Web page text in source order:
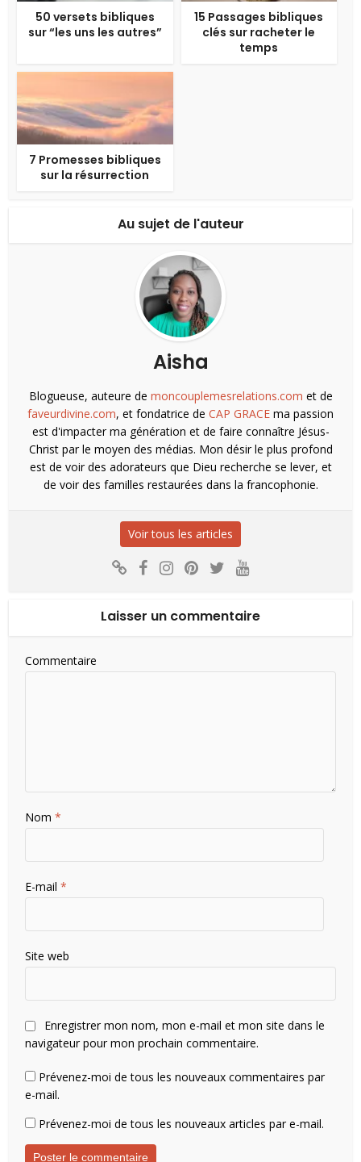
50 versets bibliques
sur “les uns les autres”
15 Passages bibliques
clés sur racheter le
temps
7 Promesses bibliques
sur la résurrection
Au sujet de l'auteur
Aisha
Blogueuse, auteure de moncouplemesrelations.com et de
faveurdivine.com, et fondatrice de CAP GRACE ma passion
est d'impacter ma génération et de faire connaître Jésus-
Christ par le moyen des médias. Mon désir le plus profond
est de voir des adorateurs que Dieu recherche se lever, et
de voir des familles restaurées dans la francophonie.
Voir tous les articles
Laisser un commentaire
Commentaire
Nom*
E-mail*
Site web
Enregistrer mon nom, mon e-mail et mon site dans le
navigateur pour mon prochain commentaire.
Prévenez-moi de tous les nouveaux commentaires par
e-mail.
Prévenez-moi de tous les nouveaux articles par e-mail.